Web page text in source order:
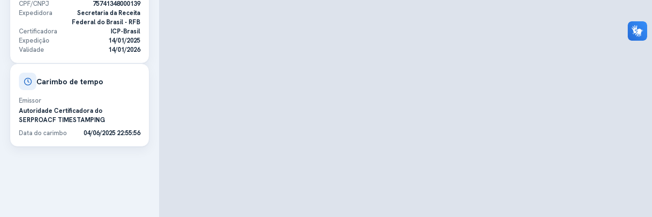
CPF/CNPJ
75741348000139
Expedidora
Secretaria da Receita
Federal do Brasil - RFB
Certificadora
ICP-Brasil
Expedição
14/01/2025
Validade
14/01/2026
Carimbo de tempo
Emissor
Autoridade Certificadora do
SERPROACF TIMESTAMPING
Data do carimbo
04/06/2025 22:55:56